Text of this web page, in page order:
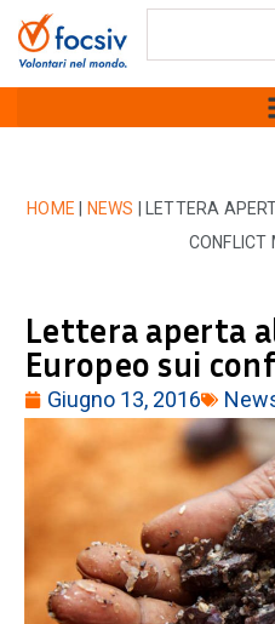
HOME NEWS
LETTERA
CONFLICT
Lettera aperta
Europeo sui
Giugno 13, 2016